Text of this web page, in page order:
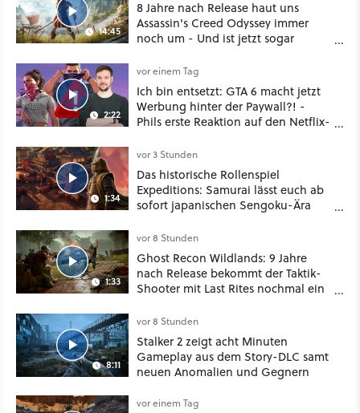
14:45
8 Jahre nach Release haut uns
Assassin's Creed Odyssey immer
noch um - Und ist jetzt sogar
2:22
vor einem Tag
Ich bin entsetzt: GTA 6 macht jetzt
Werbung hinter der Paywall?! -
Phils erste Reaktion auf den Netflix-
1:34
vor 3 Stunden
Das historische Rollenspiel
Expeditions: Samurai lässt euch ab
sofort japanischen Sengoku-Ära
oder Diplomatie
1:33
vor 8 Stunden
Ghost Recon Wildlands: 9 Jahre
nach Release bekommt der Taktik-
Shooter mit Last Rites nochmal ein
8:11
vor 8 Stunden
Stalker 2 zeigt acht Minuten
Gameplay aus dem Story-DLC samt
neuen Anomalien und Gegnern
vor einem Tag